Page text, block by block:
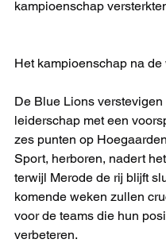
kampioenschap
Het kampioenschap na de
De Blue Lions verstevigen
leiderschap met een
zes punten op
Sport, herboren, nadert
terwijl Merode de rij blijft
komende weken zullen
voor de teams die hun
verbeteren.